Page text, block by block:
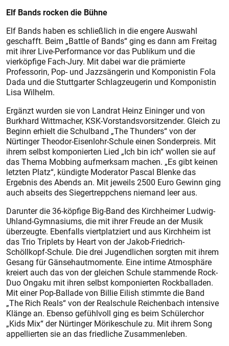
Elf Bands rocken die Bühne
Elf Bands haben es schließlich in die engere Auswahl
geschafft. Beim „Battle of Bands“ ging es dann am Freitag
mit ihrer Live-Performance vor das Publikum und die
vierköpfige Fach-Jury. Mit dabei war die prämierte
Professorin, Pop- und Jazzsängerin und Komponistin Fola
Dada und die Stuttgarter Schlagzeugerin und Komponistin
Lisa Wilhelm.
Ergänzt wurden sie von Landrat Heinz Eininger und von
Burkhard Wittmacher, KSK-Vorstandsvorsitzender. Gleich zu
Beginn erhielt die Schulband „The Thunders“ von der
Nürtinger Theodor-Eisenlohr-Schule einen Sonderpreis. Mit
ihrem selbst komponierten Lied „Ich bin ich“ wollen sie auf
das Thema Mobbing aufmerksam machen. „Es gibt keinen
letzten Platz“, kündigte Moderator Pascal Blenke das
Ergebnis des Abends an. Mit jeweils 2500 Euro Gewinn ging
auch abseits des Siegertreppchens niemand leer aus.
Darunter die 36-köpfige Big-Band des Kirchheimer Ludwig-
Uhland-Gymnasiums, die mit ihrer Freude an der Musik
überzeugte. Ebenfalls viertplatziert und aus Kirchheim ist
das Trio Triplets by Heart von der Jakob-Friedrich-
Schöllkopf-Schule. Die drei Jugendlichen sorgten mit ihrem
Gesang für Gänsehautmomente. Eine intime Atmosphäre
kreiert auch das von der gleichen Schule stammende Rock-
Duo Ongaku mit ihren selbst komponierten Rockballaden.
Mit einer Pop-Ballade von Billie Eilish stimmte die Band
„The Rich Reals“ von der Realschule Reichenbach intensive
Klänge an. Ebenso gefühlvoll ging es beim Schülerchor
„Kids Mix“ der Nürtinger Mörikeschule zu. Mit ihrem Song
appellierten sie an das friedliche Zusammenleben.